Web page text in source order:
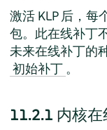
激活 KLP 后，每
包。此在线补丁
未来在线补丁的
初始补丁 。
11.2.1 内核